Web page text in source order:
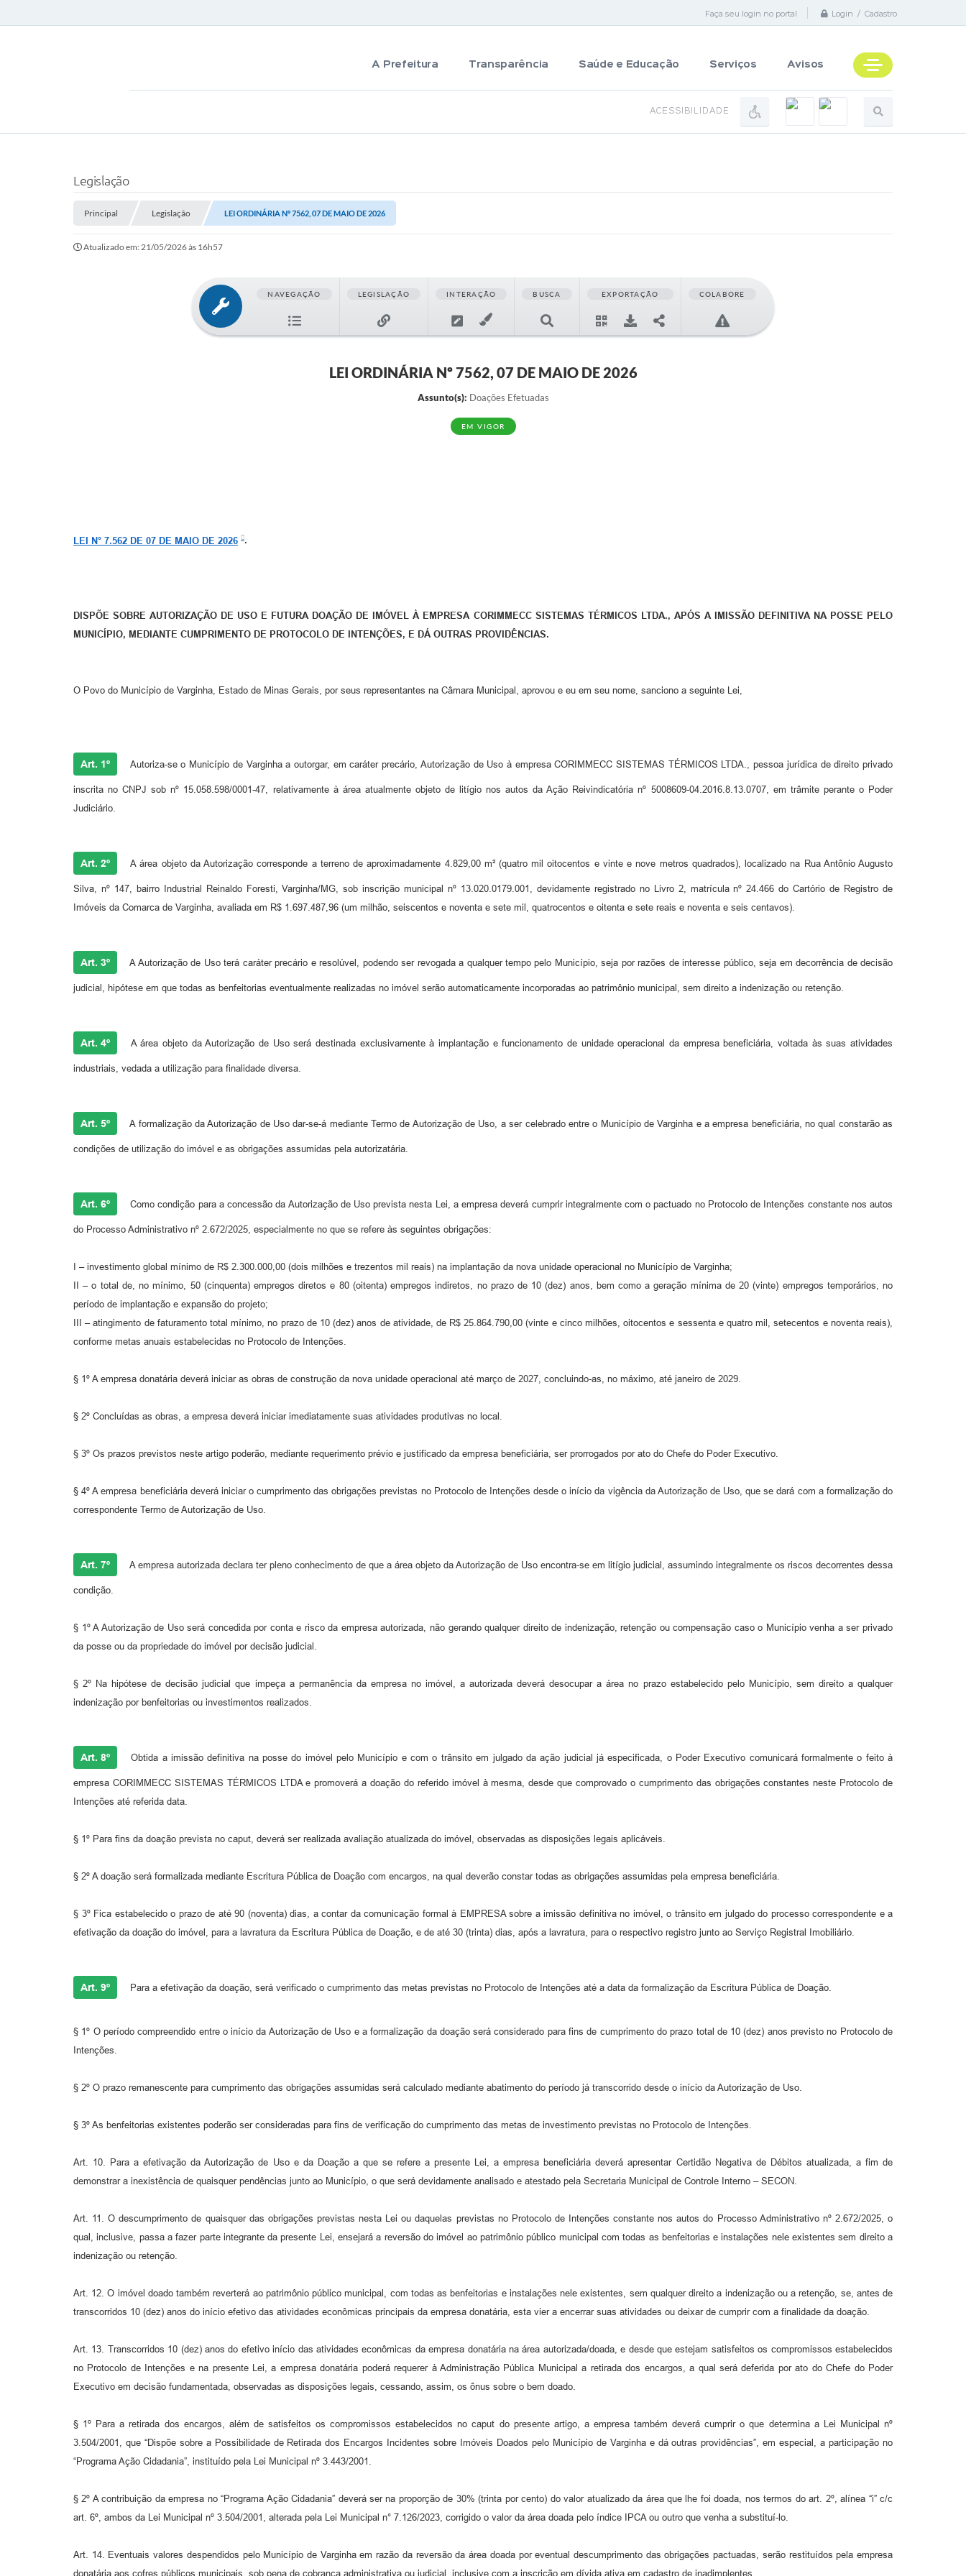
Faça seu login no portal Login / Cadastro
A Prefeitura Transparência Saúde e Educação Serviços Avisos
ACESSIBILIDADE
Legislação
Principal Legislação LEI ORDINÁRIA Nº 7562, 07 DE MAIO DE 2026
Atualizado em: 21/05/2026 às 16h57
NAVEGAÇÃO LEGISLAÇÃO INTERAÇÃO BUSCA EXPORTAÇÃO COLABORE
LEI ORDINÁRIA Nº 7562, 07 DE MAIO DE 2026
Assunto(s): Doações Efetuadas
EM VIGOR
LEI N° 7.562 DE 07 DE MAIO DE 2026 .
DISPÕE SOBRE AUTORIZAÇÃO DE USO E FUTURA DOAÇÃO DE IMÓVEL À EMPRESA CORIMMECC SISTEMAS TÉRMICOS LTDA., APÓS A IMISSÃO DEFINITIVA NA POSSE PELO
MUNICÍPIO, MEDIANTE CUMPRIMENTO DE PROTOCOLO DE INTENÇÕES, E DÁ OUTRAS PROVIDÊNCIAS.
O Povo do Município de Varginha, Estado de Minas Gerais, por seus representantes na Câmara Municipal, aprovou e eu em seu nome, sanciono a seguinte Lei,
Art. 1º Autoriza-se o Município de Varginha a outorgar, em caráter precário, Autorização de Uso à empresa CORIMMECC SISTEMAS TÉRMICOS LTDA., pessoa jurídica de direito privado
inscrita no CNPJ sob nº 15.058.598/0001-47, relativamente à área atualmente objeto de litígio nos autos da Ação Reivindicatória nº 5008609-04.2016.8.13.0707, em trâmite perante o Poder
Judiciário.
Art. 2º A área objeto da Autorização corresponde a terreno de aproximadamente 4.829,00 m² (quatro mil oitocentos e vinte e nove metros quadrados), localizado na Rua Antônio Augusto
Silva, nº 147, bairro Industrial Reinaldo Foresti, Varginha/MG, sob inscrição municipal nº 13.020.0179.001, devidamente registrado no Livro 2, matrícula nº 24.466 do Cartório de Registro de
Imóveis da Comarca de Varginha, avaliada em R$ 1.697.487,96 (um milhão, seiscentos e noventa e sete mil, quatrocentos e oitenta e sete reais e noventa e seis centavos).
Art. 3º A Autorização de Uso terá caráter precário e resolúvel, podendo ser revogada a qualquer tempo pelo Município, seja por razões de interesse público, seja em decorrência de decisão
judicial, hipótese em que todas as benfeitorias eventualmente realizadas no imóvel serão automaticamente incorporadas ao patrimônio municipal, sem direito a indenização ou retenção.
Art. 4º A área objeto da Autorização de Uso será destinada exclusivamente à implantação e funcionamento de unidade operacional da empresa beneficiária, voltada às suas atividades
industriais, vedada a utilização para finalidade diversa.
Art. 5º A formalização da Autorização de Uso dar-se-á mediante Termo de Autorização de Uso, a ser celebrado entre o Município de Varginha e a empresa beneficiária, no qual constarão as
condições de utilização do imóvel e as obrigações assumidas pela autorizatária.
Art. 6º Como condição para a concessão da Autorização de Uso prevista nesta Lei, a empresa deverá cumprir integralmente com o pactuado no Protocolo de Intenções constante nos autos
do Processo Administrativo nº 2.672/2025, especialmente no que se refere às seguintes obrigações:
I – investimento global mínimo de R$ 2.300.000,00 (dois milhões e trezentos mil reais) na implantação da nova unidade operacional no Município de Varginha;
II – o total de, no mínimo, 50 (cinquenta) empregos diretos e 80 (oitenta) empregos indiretos, no prazo de 10 (dez) anos, bem como a geração mínima de 20 (vinte) empregos temporários, no
período de implantação e expansão do projeto;
III – atingimento de faturamento total mínimo, no prazo de 10 (dez) anos de atividade, de R$ 25.864.790,00 (vinte e cinco milhões, oitocentos e sessenta e quatro mil, setecentos e noventa reais),
conforme metas anuais estabelecidas no Protocolo de Intenções.
§ 1º A empresa donatária deverá iniciar as obras de construção da nova unidade operacional até março de 2027, concluindo-as, no máximo, até janeiro de 2029.
§ 2º Concluídas as obras, a empresa deverá iniciar imediatamente suas atividades produtivas no local.
§ 3º Os prazos previstos neste artigo poderão, mediante requerimento prévio e justificado da empresa beneficiária, ser prorrogados por ato do Chefe do Poder Executivo.
§ 4º A empresa beneficiária deverá iniciar o cumprimento das obrigações previstas no Protocolo de Intenções desde o início da vigência da Autorização de Uso, que se dará com a formalização do
correspondente Termo de Autorização de Uso.
Art. 7º A empresa autorizada declara ter pleno conhecimento de que a área objeto da Autorização de Uso encontra-se em litígio judicial, assumindo integralmente os riscos decorrentes dessa
condição.
§ 1º A Autorização de Uso será concedida por conta e risco da empresa autorizada, não gerando qualquer direito de indenização, retenção ou compensação caso o Município venha a ser privado
da posse ou da propriedade do imóvel por decisão judicial.
§ 2º Na hipótese de decisão judicial que impeça a permanência da empresa no imóvel, a autorizada deverá desocupar a área no prazo estabelecido pelo Município, sem direito a qualquer
indenização por benfeitorias ou investimentos realizados.
Art. 8º Obtida a imissão definitiva na posse do imóvel pelo Município e com o trânsito em julgado da ação judicial já especificada, o Poder Executivo comunicará formalmente o feito à
empresa CORIMMECC SISTEMAS TÉRMICOS LTDA e promoverá a doação do referido imóvel à mesma, desde que comprovado o cumprimento das obrigações constantes neste Protocolo de
Intenções até referida data.
§ 1º Para fins da doação prevista no caput, deverá ser realizada avaliação atualizada do imóvel, observadas as disposições legais aplicáveis.
§ 2º A doação será formalizada mediante Escritura Pública de Doação com encargos, na qual deverão constar todas as obrigações assumidas pela empresa beneficiária.
§ 3º Fica estabelecido o prazo de até 90 (noventa) dias, a contar da comunicação formal à EMPRESA sobre a imissão definitiva no imóvel, o trânsito em julgado do processo correspondente e a
efetivação da doação do imóvel, para a lavratura da Escritura Pública de Doação, e de até 30 (trinta) dias, após a lavratura, para o respectivo registro junto ao Serviço Registral Imobiliário.
Art. 9º Para a efetivação da doação, será verificado o cumprimento das metas previstas no Protocolo de Intenções até a data da formalização da Escritura Pública de Doação.
§ 1º O período compreendido entre o início da Autorização de Uso e a formalização da doação será considerado para fins de cumprimento do prazo total de 10 (dez) anos previsto no Protocolo de
Intenções.
§ 2º O prazo remanescente para cumprimento das obrigações assumidas será calculado mediante abatimento do período já transcorrido desde o início da Autorização de Uso.
§ 3º As benfeitorias existentes poderão ser consideradas para fins de verificação do cumprimento das metas de investimento previstas no Protocolo de Intenções.
Art. 10. Para a efetivação da Autorização de Uso e da Doação a que se refere a presente Lei, a empresa beneficiária deverá apresentar Certidão Negativa de Débitos atualizada, a fim de
demonstrar a inexistência de quaisquer pendências junto ao Município, o que será devidamente analisado e atestado pela Secretaria Municipal de Controle Interno – SECON.
Art. 11. O descumprimento de quaisquer das obrigações previstas nesta Lei ou daquelas previstas no Protocolo de Intenções constante nos autos do Processo Administrativo nº 2.672/2025, o
qual, inclusive, passa a fazer parte integrante da presente Lei, ensejará a reversão do imóvel ao patrimônio público municipal com todas as benfeitorias e instalações nele existentes sem direito a
indenização ou retenção.
Art. 12. O imóvel doado também reverterá ao patrimônio público municipal, com todas as benfeitorias e instalações nele existentes, sem qualquer direito a indenização ou a retenção, se, antes de
transcorridos 10 (dez) anos do início efetivo das atividades econômicas principais da empresa donatária, esta vier a encerrar suas atividades ou deixar de cumprir com a finalidade da doação.
Art. 13. Transcorridos 10 (dez) anos do efetivo início das atividades econômicas da empresa donatária na área autorizada/doada, e desde que estejam satisfeitos os compromissos estabelecidos
no Protocolo de Intenções e na presente Lei, a empresa donatária poderá requerer à Administração Pública Municipal a retirada dos encargos, a qual será deferida por ato do Chefe do Poder
Executivo em decisão fundamentada, observadas as disposições legais, cessando, assim, os ônus sobre o bem doado.
§ 1º Para a retirada dos encargos, além de satisfeitos os compromissos estabelecidos no caput do presente artigo, a empresa também deverá cumprir o que determina a Lei Municipal nº
3.504/2001, que “Dispõe sobre a Possibilidade de Retirada dos Encargos Incidentes sobre Imóveis Doados pelo Município de Varginha e dá outras providências”, em especial, a participação no
“Programa Ação Cidadania”, instituído pela Lei Municipal nº 3.443/2001.
§ 2º A contribuição da empresa no “Programa Ação Cidadania” deverá ser na proporção de 30% (trinta por cento) do valor atualizado da área que lhe foi doada, nos termos do art. 2º, alínea “i” c/c
art. 6º, ambos da Lei Municipal nº 3.504/2001, alterada pela Lei Municipal n° 7.126/2023, corrigido o valor da área doada pelo índice IPCA ou outro que venha a substituí-lo.
Art. 14. Eventuais valores despendidos pelo Município de Varginha em razão da reversão da área doada por eventual descumprimento das obrigações pactuadas, serão restituídos pela empresa
donatária aos cofres públicos municipais, sob pena de cobrança administrativa ou judicial, inclusive com a inscrição em dívida ativa em cadastro de inadimplentes.